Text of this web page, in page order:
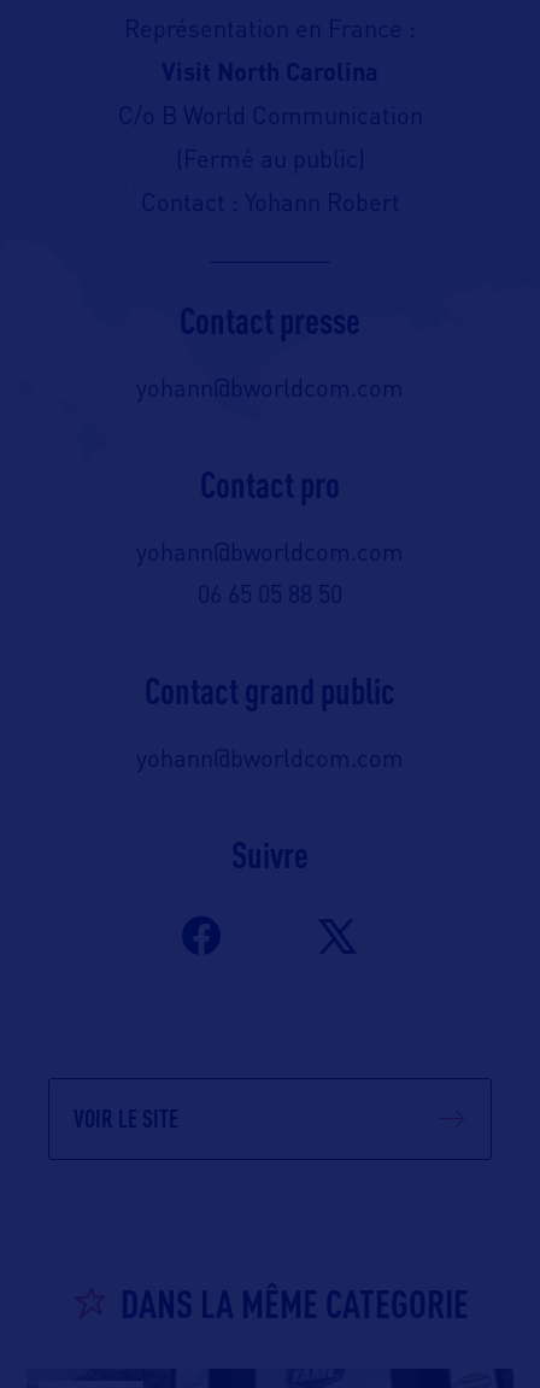
Représentation en France :
C/o B World Communication
(Fermé au public)
Contact : Yohann Robert
Contact presse
yohann@bworldcom.com
Contact pro
yohann@bworldcom.com
06 65 05 88 50
Contact grand public
yohann@bworldcom.com
Suivre
VOIR LE SITE
DANS LA MÊME CATEGORIE